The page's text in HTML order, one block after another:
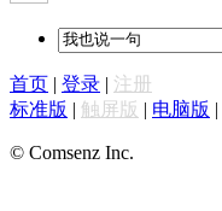
首页 | 登录 | 注册
标准版 | 触屏版 | 电脑版 |
© Comsenz Inc.